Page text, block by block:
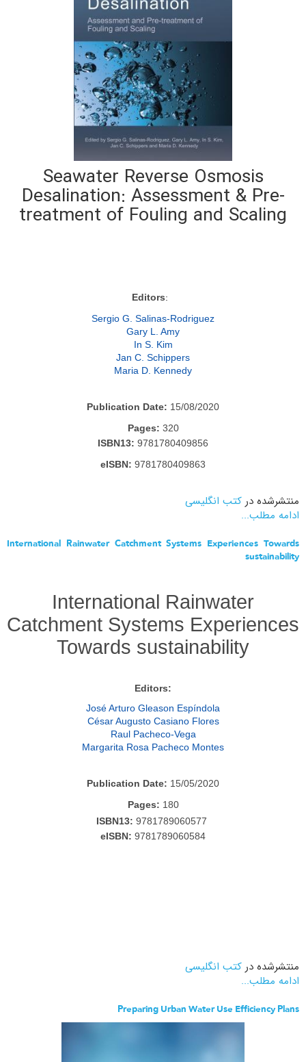
Seawater Reverse Osmosis
Desalination: Assessment & Pre-
treatment of Fouling and Scaling
:
Editors
Sergio G. Salinas-Rodriguez
Gary L. Amy
In S. Kim
Jan C. Schippers
Maria D. Kennedy
Publication Date: 15/08/2020
Pages: 320
ISBN13: 9781780409856
eISBN: 9781780409863
منتشرشده در کتب انگلیسی
ادامه مطلب...
International Rainwater Catchment Systems Experiences Towards
sustainability
International Rainwater
Catchment Systems Experiences
Towards sustainability
:Editors
José Arturo Gleason Espíndola
César Augusto Casiano Flores
Raul Pacheco-Vega
Margarita Rosa Pacheco Montes
Publication Date: 15/05/2020
Pages: 180
ISBN13: 9781789060577
eISBN: 9781789060584
منتشرشده در کتب انگلیسی
ادامه مطلب...
Preparing Urban Water Use Efficiency Plans